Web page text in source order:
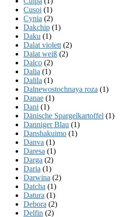
Cusoi (1)
Cynia (2)
Dakchip (1)
Daku (1)
Dalat violett (2)
Dalat weiß (2)
Dalco (2)
Dalia (1)
Dalila (1)
Dalnewostochnaya roza (1)
Danae (1)
Dani (1)
Dänische Spargelkartoffel (1)
Danniger Blau (1)
Danshakuimo (1)
Danva (1)
Daresa (1)
Darga (2)
Daria (1)
Darwina (2)
Datcha (1)
Datura (1)
Debora (2)
Delfin (2)